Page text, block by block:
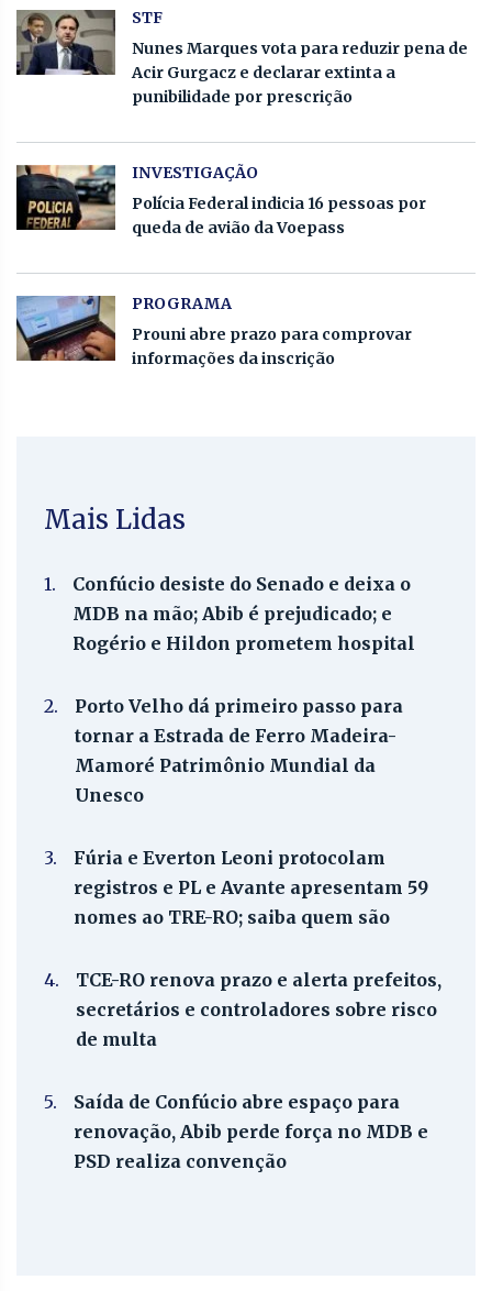
STF
Nunes Marques vota para reduzir pena de
Acir Gurgacz e declarar extinta a
punibilidade por prescrição
INVESTIGAÇÃO
Polícia Federal indicia 16 pessoas por
queda de avião da Voepass
PROGRAMA
Prouni abre prazo para comprovar
informações da inscrição
Mais Lidas
1.
Confúcio desiste do Senado e deixa o
MDB na mão; Abib é prejudicado; e
Rogério e Hildon prometem hospital
2.
Porto Velho dá primeiro passo para
tornar a Estrada de Ferro Madeira-
Mamoré Patrimônio Mundial da
Unesco
3.
Fúria e Everton Leoni protocolam
registros e PL e Avante apresentam 59
nomes ao TRE-RO; saiba quem são
4.
TCE-RO renova prazo e alerta prefeitos,
secretários e controladores sobre risco
de multa
5.
Saída de Confúcio abre espaço para
renovação, Abib perde força no MDB e
PSD realiza convenção